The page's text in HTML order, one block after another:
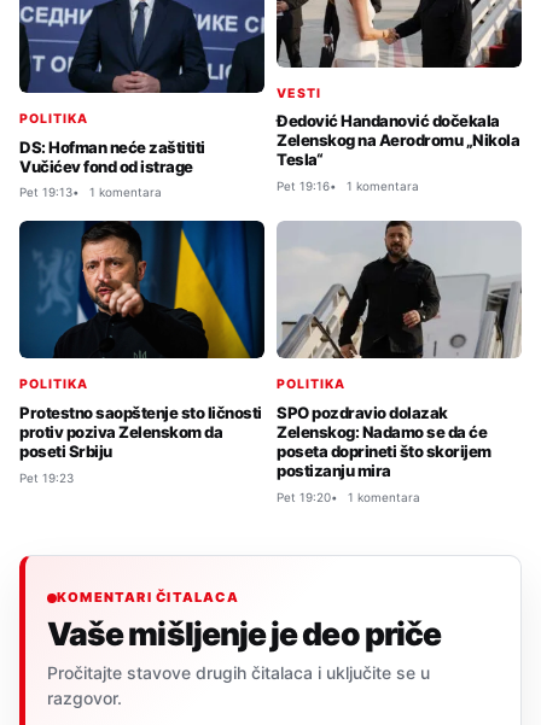
POLITIKA
DS: Hofman neće zaštititi
Vučićev fond od istrage
Pet 19:13 1 komentara
VESTI
Đedović Handanović dočekala
Zelenskog na Aerodromu „Nikola
Tesla“
Pet 19:16 1 komentara
POLITIKA
Protestno saopštenje sto ličnosti
protiv poziva Zelenskom da
poseti Srbiju
Pet 19:23
POLITIKA
SPO pozdravio dolazak
Zelenskog: Nadamo se da će
poseta doprineti što skorijem
postizanju mira
Pet 19:20 1 komentara
KOMENTARI ČITALACA
Vaše mišljenje je deo priče
Pročitajte stavove drugih čitalaca i uključite se u
razgovor.